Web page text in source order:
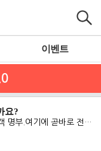
이벤트
요?
음식점이나 상가에 놓여있는 방문객 명부.여기에 곧바로 전화번호를 적어도..